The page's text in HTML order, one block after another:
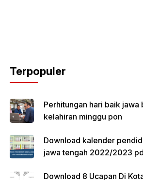
Terpopuler
Perhitungan hari baik jawa
kelahiran minggu pon
Download kalender
jawa tengah 2022/2023
Download 8 Ucapan Di